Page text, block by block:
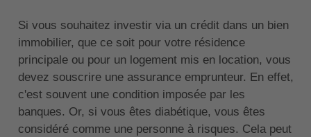
Si vous souhaitez investir via un crédit dans un bien
immobilier, que ce soit pour votre résidence
principale ou pour un logement mis en location, vous
devez souscrire une assurance emprunteur. En effet,
c'est souvent une condition imposée par les
banques. Or, si vous êtes diabétique, vous êtes
considéré comme une personne à risques. Cela peut